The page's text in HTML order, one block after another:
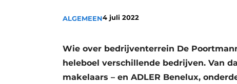
ALGEMEEN4 juli 2022
Wie over bedrijventerrein De
heleboel verschillende bedrijven. Van
makelaars – en ADLER Benelux,